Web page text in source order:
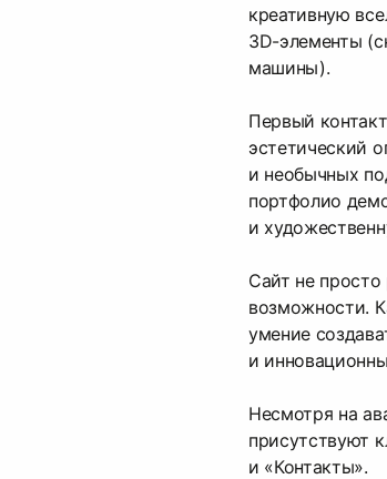
креативную
3D-элементы
машины).
Первый
эстетический
и необычных
портфолио
и
Сайт не просто
возможности.
умение
и
Несмотря на
присутствуют
и «Контакты».